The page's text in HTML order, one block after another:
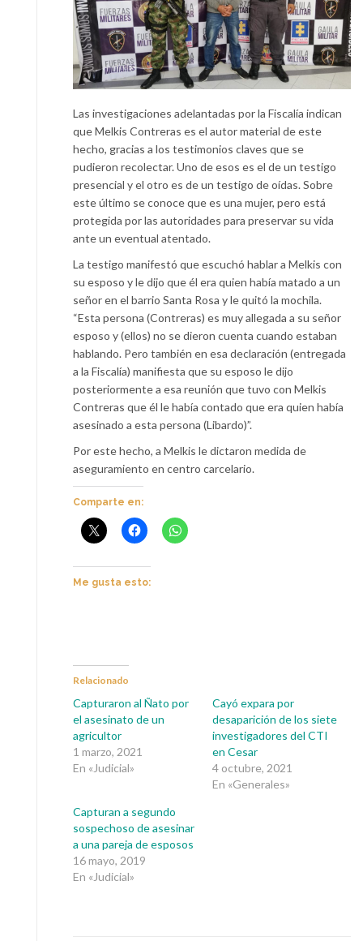
Las investigaciones adelantadas por la Fiscalía indican
que Melkis Contreras es el autor material de este
hecho, gracias a los testimonios claves que se
pudieron recolectar. Uno de esos es el de un testigo
presencial y el otro es de un testigo de oídas. Sobre
este último se conoce que es una mujer, pero está
protegida por las autoridades para preservar su vida
ante un eventual atentado.
La testigo manifestó que escuchó hablar a Melkis con
su esposo y le dijo que él era quien había matado a un
señor en el barrio Santa Rosa y le quitó la mochila.
“Esta persona (Contreras) es muy allegada a su señor
esposo y (ellos) no se dieron cuenta cuando estaban
hablando. Pero también en esa declaración (entregada
a la Fiscalía) manifiesta que su esposo le dijo
posteriormente a esa reunión que tuvo con Melkis
Contreras que él le había contado que era quien había
asesinado a esta persona (Libardo)”.
Por este hecho, a Melkis le dictaron medida de
aseguramiento en centro carcelario.
Comparte en:
Me gusta esto:
Relacionado
Capturaron al Ñato por
el asesinato de un
agricultor
1 marzo, 2021
En «Judicial»
Cayó expara por
desaparición de los siete
investigadores del CTI
en Cesar
4 octubre, 2021
En «Generales»
Capturan a segundo
sospechoso de asesinar
a una pareja de esposos
16 mayo, 2019
En «Judicial»